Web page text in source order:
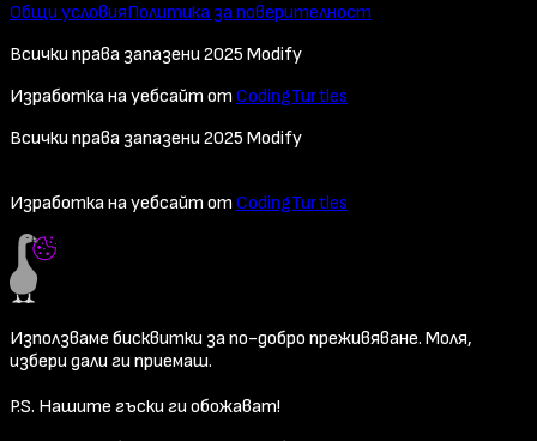
Общи условияПолитика за поверителност
Всички права запазени 2025 Modify
Изработка на уебсайт от CodingTurtles
Всички права запазени 2025 Modify
Изработка на уебсайт от CodingTurtles
Използваме бисквитки за по-добро преживяване. Моля,
избери дали ги приемаш.
P.S. Нашите гъски ги обожават!